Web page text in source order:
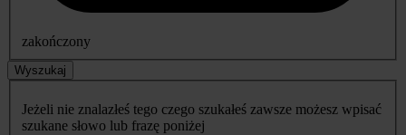
zakończony
Wyszukaj
Jeżeli nie znalazłeś tego czego szukałeś zawsze możesz wpisać
szukane słowo lub frazę poniżej